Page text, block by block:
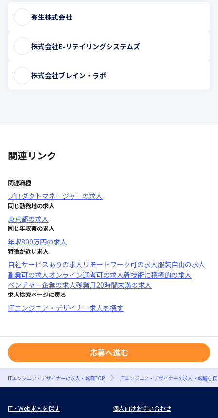
弥生株式会社
株式会社E-リテイリングシステムズ
株式会社ブレイン・ラボ
関連リンク
関連職種
プロダクトマネージャーの求人
同じ勤務地の求人
東京都の求人
同じ年収帯の求人
年収800万円の求人
特徴が近い求人
自社サービスあり の求人 リモートワーク可の求人服装自由の求人
副業可の求人オンライン選考可の求人新技術に積極的の求人
ベンチャー企業の求人残業月20時間未満の求人
求人検索ページに戻る
ITエンジニア・デザイナー求人を探す
応募へ進む
ITエンジニア・デザイナーの求人・転職TOP ITエンジニア・デザイナーの求人・転職を
IT・Web求人を探す 個人向けお問い合わせ